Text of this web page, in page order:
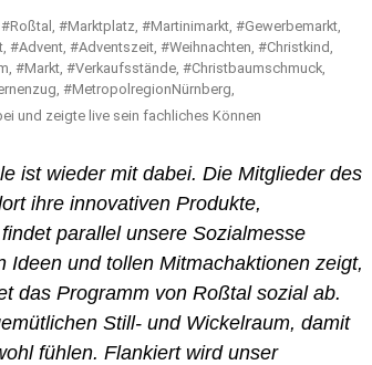
und zeigte live sein fachliches Können
ist wieder mit dabei. Die Mitglieder des
ihre innovativen Produkte,
parallel unsere Sozialmesse
Ideen und tollen Mitmachaktionen zeigt,
das Programm von Roßtal sozial ab.
Still- und Wickelraum, damit
fühlen. Flankiert wird unser